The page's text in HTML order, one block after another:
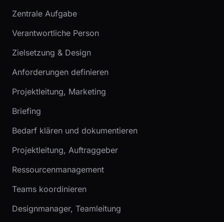
Zentrale Aufgabe
Verantwortliche Person
Zielsetzung & Design
Anforderungen definieren
Projektleitung, Marketing
Briefing
Bedarf klären und dokumentieren
Projektleitung, Auftraggeber
Ressourcenmanagement
Teams koordinieren
Designmanager, Teamleitung